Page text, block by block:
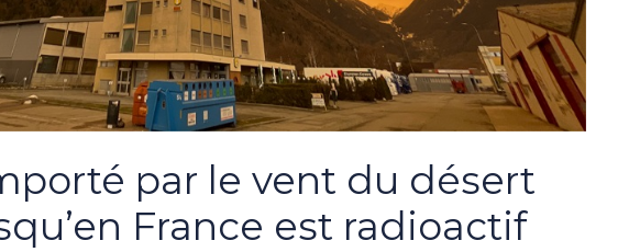
par le vent du désert
France est radioactif